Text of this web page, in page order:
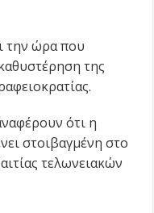
την ώρα που
της
ότι η
στοιβαγμένη στο
τελωνειακών